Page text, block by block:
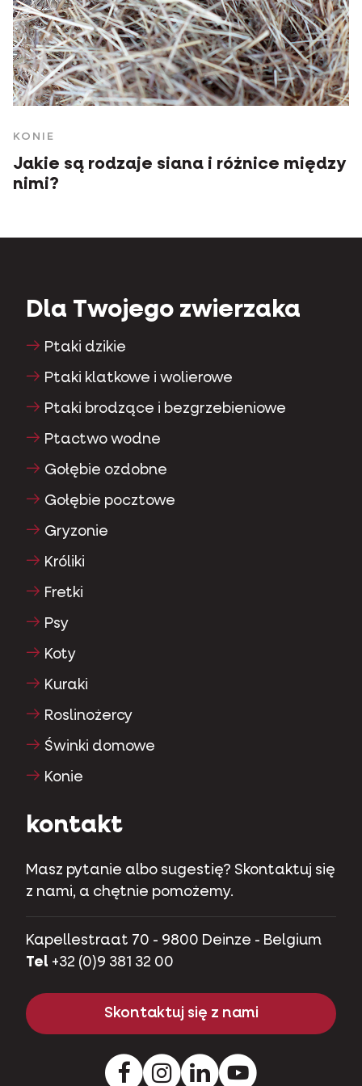
KONIE
Jakie są rodzaje siana i różnice między
nimi?
Dla Twojego zwierzaka
Ptaki dzikie
Ptaki klatkowe i wolierowe
Ptaki brodzące i bezgrzebieniowe
Ptactwo wodne
Gołębie ozdobne
Gołębie pocztowe
Gryzonie
Króliki
Fretki
Psy
Koty
Kuraki
Roslinożercy
Świnki domowe
Konie
kontakt
Masz pytanie albo sugestię? Skontaktuj się
z nami, a chętnie pomożemy.
Kapellestraat 70 - 9800 Deinze - Belgium
Tel +32 (0)9 381 32 00
Skontaktuj się z nami
FacebookInstagramPinterestYoutube